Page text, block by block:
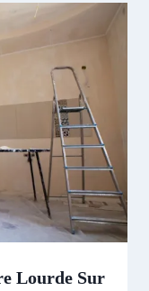
Lourde Sur